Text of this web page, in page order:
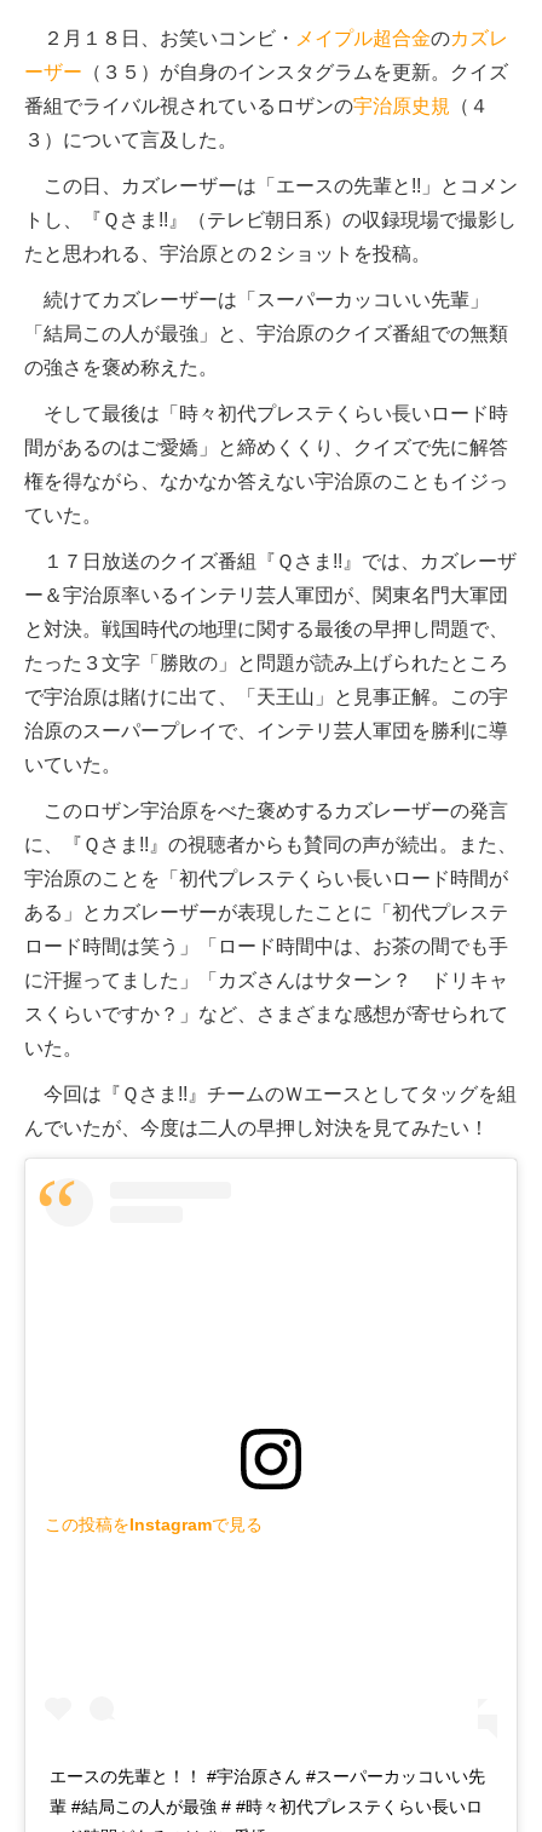
２月１８日、お笑いコンビ・ メイプル超合金のカズレ
ーザー （３５）が自身のインスタグラムを更新。クイズ
番組でライバル視されているロザンの宇治原史規
（４
３）について言及した。
この日、カズレーザーは「エースの先輩と!!」とコメン
トし、『Ｑさま!!』（テレビ朝日系）の収録現場で撮影し
たと思われる、宇治原との２ショットを投稿。
続けてカズレーザーは「スーパーカッコいい先輩」
「結局この人が最強」と、宇治原のクイズ番組での無類
の強さを褒め称えた。
そして最後は「時々初代プレステくらい長いロード時
間があるのはご愛嬌」と締めくくり、クイズで先に解答
権を得ながら、なかなか答えない宇治原のこともイジっ
ていた。
１７日放送のクイズ番組『Ｑさま!!』では、カズレーザ
ー＆宇治原率いるインテリ芸人軍団が、関東名門大軍団
と対決。戦国時代の地理に関する最後の早押し問題で、
たった３文字「勝敗の」と問題が読み上げられたところ
で宇治原は賭けに出て、「天王山」と見事正解。この宇
治原のスーパープレイで、インテリ芸人軍団を勝利に導
いていた。
このロザン宇治原をべた褒めするカズレーザーの発言
に、『Ｑさま!!』の視聴者からも賛同の声が続出。また、
宇治原のことを「初代プレステくらい長いロード時間が
ある」とカズレーザーが表現したことに「初代プレステ
ロード時間は笑う」「ロード時間中は、お茶の間でも手
に汗握ってました」「カズさんはサターン？ ドリキャ
スくらいですか？」など、さまざまな感想が寄せられて
いた。
今回は『Ｑさま!!』チームのＷエースとしてタッグを組
んでいたが、今度は二人の早押し対決を見てみたい！
この投稿をInstagramで見る
エースの先輩と！！ #宇治原さん #スーパーカッコいい先
輩 #結局この人が最強 # #時々初代プレステくらい長いロ